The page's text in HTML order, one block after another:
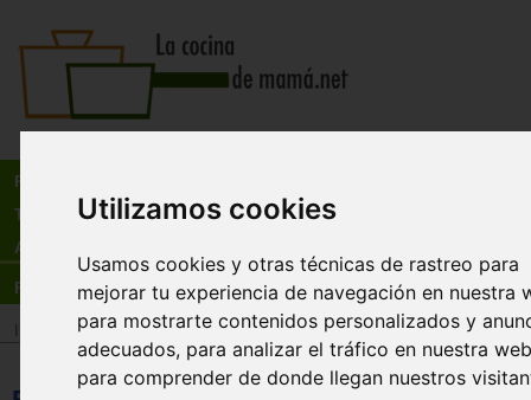
Utilizamos cookies
Usamos cookies y otras técnicas de rastreo para
mejorar tu experiencia de navegación en nuestra
para mostrarte contenidos personalizados y
adecuados, para analizar el tráfico en nuestra
para comprender de donde llegan nuestros
Recetas
Tienda
Actualidad
Registro
Actualidad